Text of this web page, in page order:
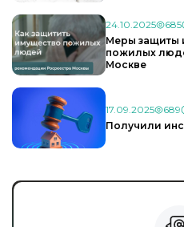
24.10.2025 685
Меры защиты
пожилых
Москве
17.09.2025 689
Получили